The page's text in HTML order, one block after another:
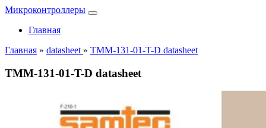
Микроконтроллеры
Главная
Главная » datasheet » TMM-131-01-T-D datasheet
TMM-131-01-T-D datasheet